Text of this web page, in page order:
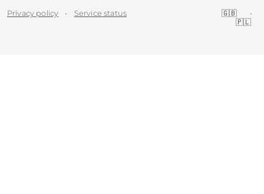
Privacy policy • Service status 🇬🇧
•
🇵🇱